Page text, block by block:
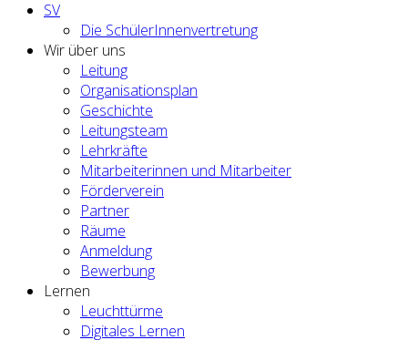
SV
Die SchülerInnenvertretung
Wir über uns
Leitung
Organisationsplan
Geschichte
Leitungsteam
Lehrkräfte
Mitarbeiterinnen und Mitarbeiter
Förderverein
Partner
Räume
Anmeldung
Bewerbung
Lernen
Leuchttürme
Digitales Lernen